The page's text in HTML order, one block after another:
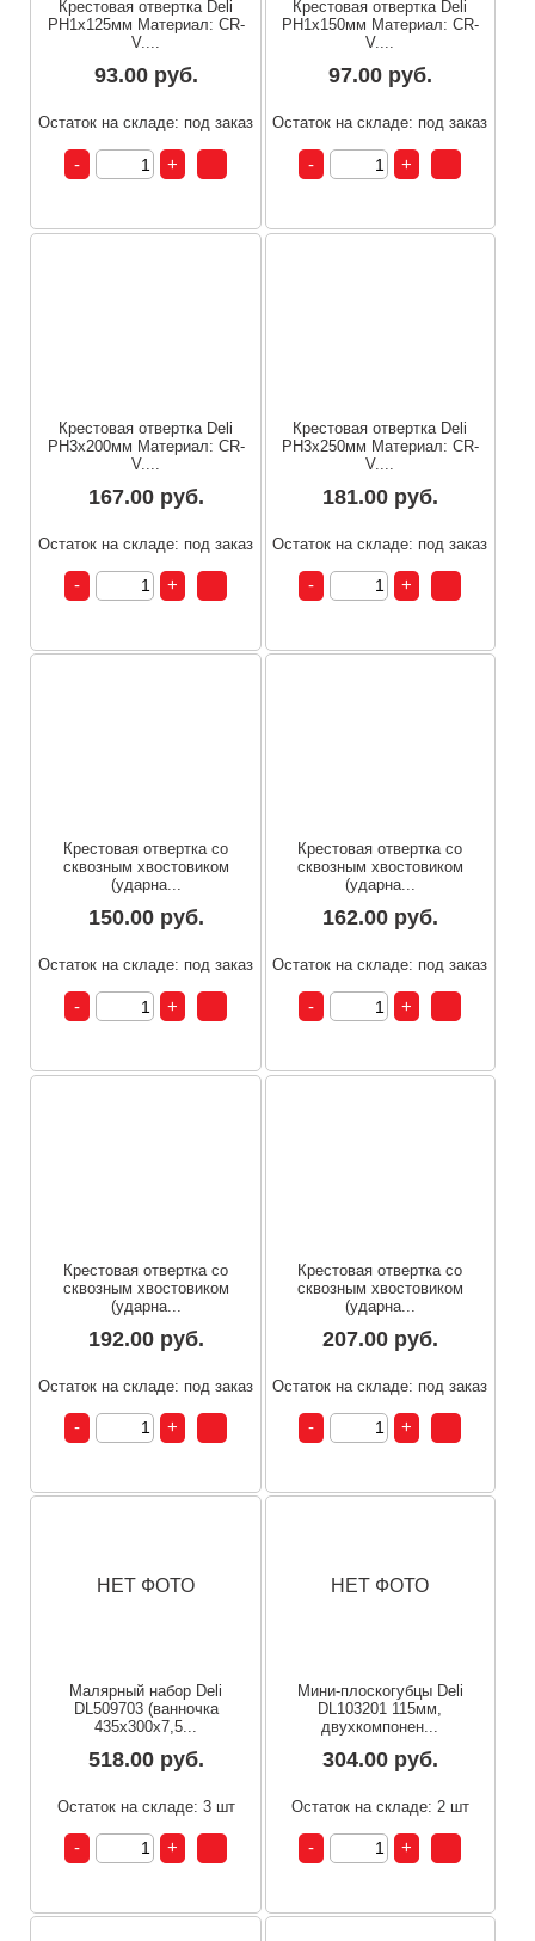
Крестовая отвертка Deli
PH1x125мм Материал: CR-
V....
93.00 руб.
Остаток на складе: под заказ
Крестовая отвертка Deli
PH1x150мм Материал: CR-
V....
97.00 руб.
Остаток на складе: под заказ
Крестовая отвертка Deli
PH3x200мм Материал: CR-
V....
167.00 руб.
Остаток на складе: под заказ
Крестовая отвертка Deli
PH3x250мм Материал: CR-
V....
181.00 руб.
Остаток на складе: под заказ
Крестовая отвертка со
сквозным хвостовиком
(ударна...
150.00 руб.
Остаток на складе: под заказ
Крестовая отвертка со
сквозным хвостовиком
(ударна...
162.00 руб.
Остаток на складе: под заказ
Крестовая отвертка со
сквозным хвостовиком
(ударна...
192.00 руб.
Остаток на складе: под заказ
Крестовая отвертка со
сквозным хвостовиком
(ударна...
207.00 руб.
Остаток на складе: под заказ
НЕТ ФОТО
Малярный набор Deli
DL509703 (ванночка
435x300x7,5...
518.00 руб.
Остаток на складе: 3 шт
НЕТ ФОТО
Мини-плоскогубцы Deli
DL103201 115мм,
двухкомпонен...
304.00 руб.
Остаток на складе: 2 шт